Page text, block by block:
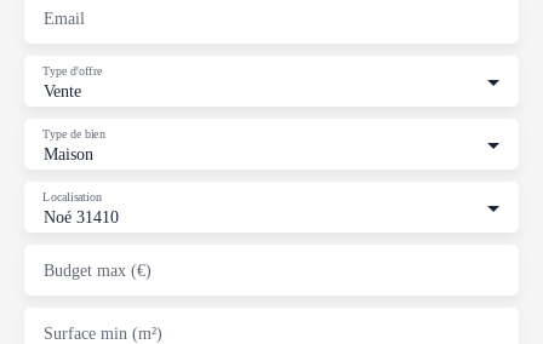
Email
Vente
Type d'offre
Maison
Type de bien
Noé 31410
Localisation
Budget max (€)
Surface min (m²)